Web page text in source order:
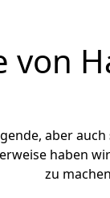
von
aber auch
haben
zu